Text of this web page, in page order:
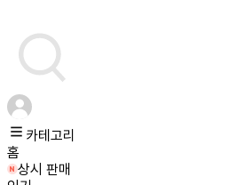
카테고리
홈
상시 판매